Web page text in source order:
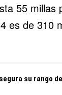
55 millas
es de 310
su rango